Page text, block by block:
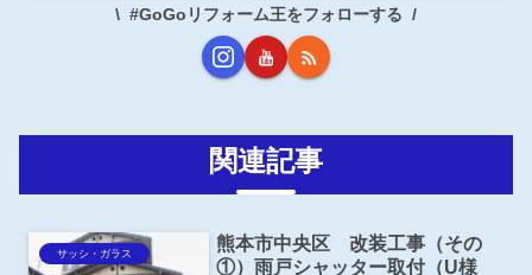
#GoGoリフォーム王をフォローする
関連記事
サッシ・ガラス
熊本市中央区 改装工事（その
①）雨戸シャッター取付（U様